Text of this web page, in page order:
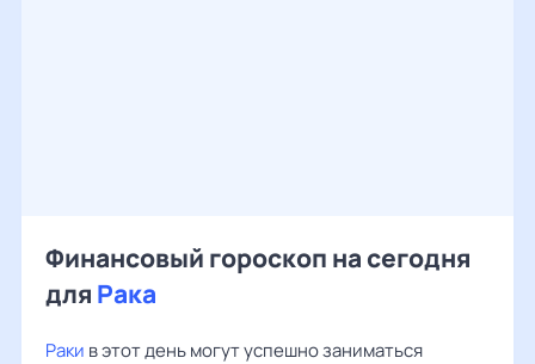
Финансовый гороскоп на сегодня
для Рака
Раки в этот день могут успешно заниматься